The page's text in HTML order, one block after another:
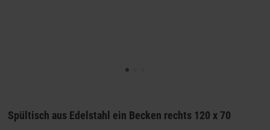
Spültisch aus Edelstahl ein Becken rechts 120 x 70